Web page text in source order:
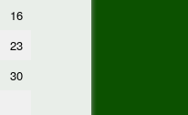
16
23
30